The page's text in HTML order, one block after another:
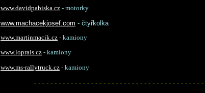
www.davidpabiska.cz - motorky
www.machacekjosef.com - čtyřkolka
www.martinmacik.cz - kamiony
www.loprais.cz - kamiony
www.ms-rallytruck.cz - kamiony
- - - - - - - - - - - - - - - - - - - - - - - - - - - - - - - - - - - - - - - - -